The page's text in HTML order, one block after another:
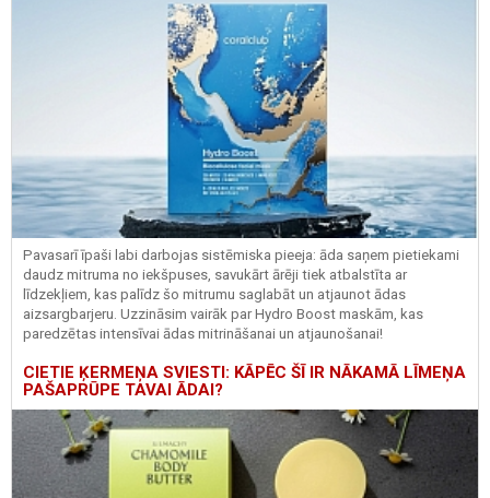
Pavasarī īpaši labi darbojas sistēmiska pieeja: āda saņem pietiekami
daudz mitruma no iekšpuses, savukārt ārēji tiek atbalstīta ar
līdzekļiem, kas palīdz šo mitrumu saglabāt un atjaunot ādas
aizsargbarjeru. Uzzināsim vairāk parHydro Boost maskām, kas
paredzētas intensīvai ādas mitrināšanai un atjaunošanai!
CIETIE ĶERMEŅA SVIESTI: KĀPĒC ŠĪ IR NĀKAMĀ LĪMEŅA
PAŠAPRŪPE TAVAI ĀDAI?